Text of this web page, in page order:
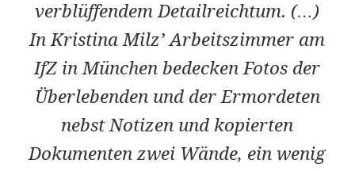
verblüffendem Detailreichtum. (…)
In Kristina Milz’ Arbeitszimmer am
IfZ in München bedecken Fotos der
Überlebenden und der Ermordeten
nebst Notizen und kopierten
Dokumenten zwei Wände, ein wenig